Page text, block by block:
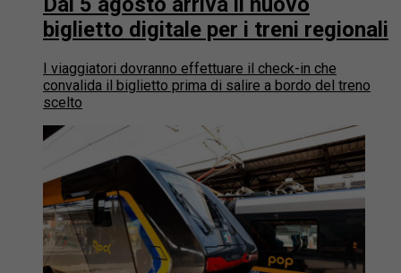
biglietto digitale per i treni regionali
I viaggiatori dovranno effettuare il check-in che
convalida il biglietto prima di salire a bordo del treno
scelto